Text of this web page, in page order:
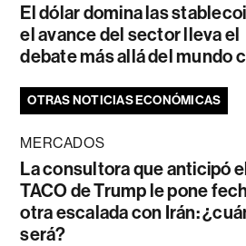
El dólar domina las
el avance del sector lleva el
debate más allá del mundo
OTRAS NOTICIAS ECONÓMICAS
MERCADOS
La consultora que anticipó
TACO de Trump le pone
otra escalada con Irán:
será?